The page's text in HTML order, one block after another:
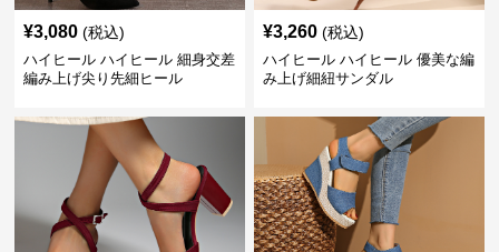
¥3,080 (税込)
ハイヒール ハイヒール 細身交差
編み上げ尖り先細ヒール
¥3,260 (税込)
ハイヒール ハイヒール 優美な編
み上げ細紐サンダル